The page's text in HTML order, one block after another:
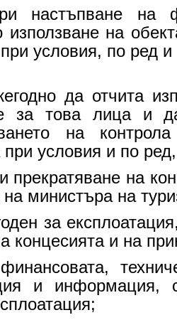
настъпване на
използване на
условия, по ред
да отчита
за това лица и
на
при условия и по
прекратяване на
на министъра на
за
концесията и на
и информация,